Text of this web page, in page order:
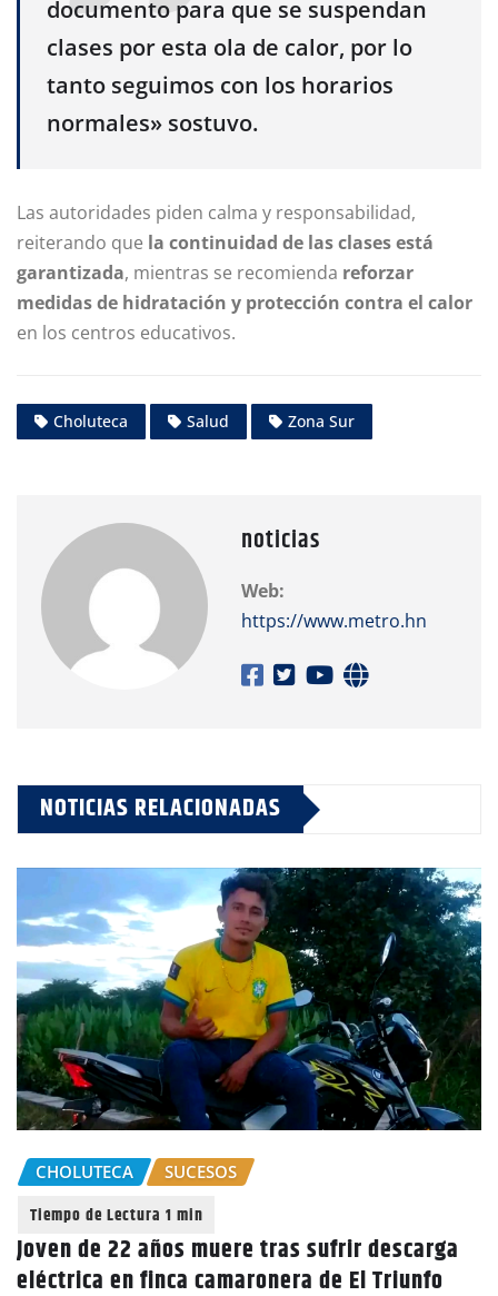
documento para que se suspendan
clases por esta ola de calor, por lo
tanto seguimos con los horarios
normales» sostuvo.
Las autoridades piden calma y responsabilidad,
reiterando que la continuidad de las clases está
garantizada, mientras se recomienda reforzar
medidas de hidratación y protección contra el calor
en los centros educativos.
Choluteca Salud Zona Sur
noticias
Web:
https://www.metro.hn
NOTICIAS RELACIONADAS
CHOLUTECA SUCESOS
Joven de 22 años muere tras sufrir descarga
eléctrica en finca camaronera de El Triunfo